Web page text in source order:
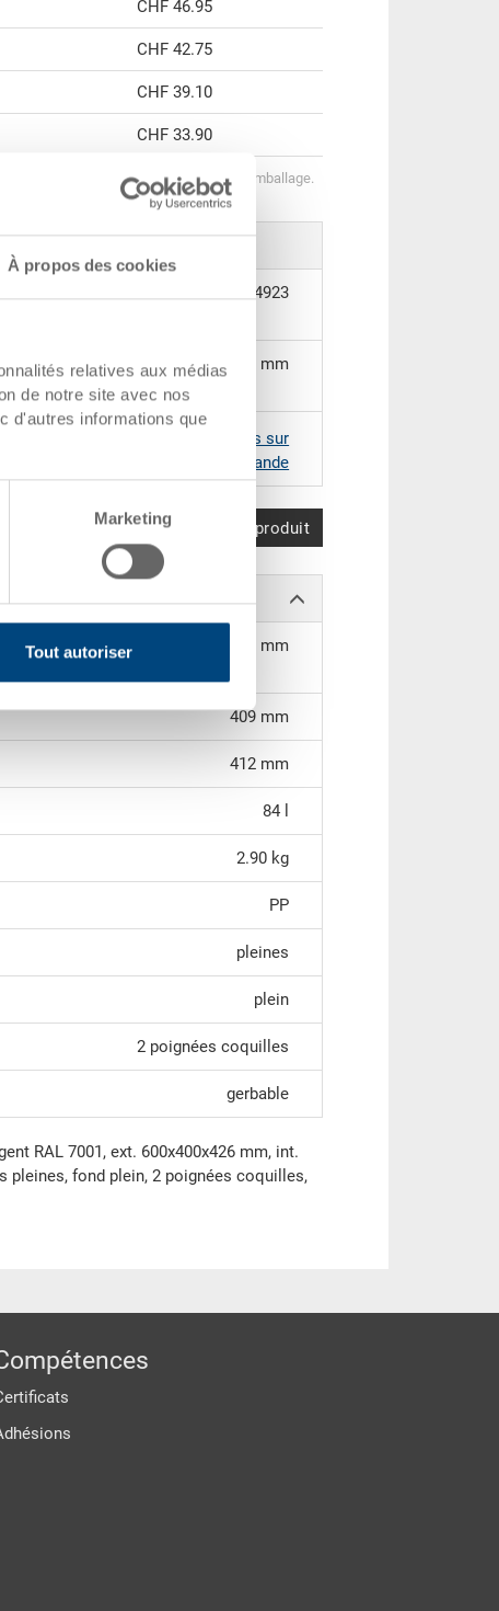
À propos des cookies
relatives aux médias
de notre site avec nos
d'autres informations que
Marketing
Tout autoriser
CHF 46.95
CHF 42.75
CHF 39.10
CHF 33.90
correspondent aux unités d’emballage.
1294923
600 x 400 x 426 mm
Coloris supplémentaires sur
demande
Comparer le produit
558 x 358 x 423 mm
409 mm
412 mm
84 l
2.90 kg
PP
pleines
plein
2 poignées coquilles
gerbable
RAL 7001, ext. 600x400x426 mm, int.
pleines, fond plein, 2 poignées coquilles,